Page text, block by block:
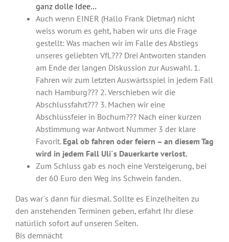
ganz dolle Idee…
Auch wenn EINER (Hallo Frank Dietmar) nicht
weiss worum es geht, haben wir uns die Frage
gestellt: Was machen wir im Falle des Abstiegs
unseres geliebten VfL??? Drei Antworten standen
am Ende der langen Diskussion zur Auswahl. 1.
Fahren wir zum letzten Auswärtsspiel in jedem Fall
nach Hamburg??? 2. Verschieben wir die
Abschlussfahrt??? 3. Machen wir eine
Abschlüssfeier in Bochum??? Nach einer kurzen
Abstimmung war Antwort Nummer 3 der klare
Favorit. Egal ob fahren oder feiern – an diesem Tag
wird in jedem Fall Uli´s Dauerkarte verlost.
Zum Schluss gab es noch eine Versteigerung, bei
der 60 Euro den Weg ins Schwein fanden.
Das war´s dann für diesmal. Sollte es Einzelheiten zu
den anstehenden Terminen geben, erfahrt Ihr diese
natürlich sofort auf unseren Seiten.
Bis demnächt